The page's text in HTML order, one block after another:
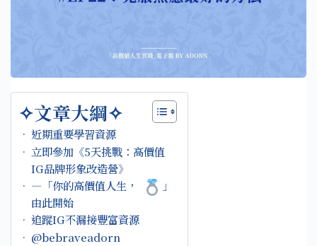
✧文章大綱✧
近期重要學習資源
立即參加《5天挑戰：高價值
IG品牌形象改造營》
—「你的高價值人生，
由此開始
」
追蹤IG不漏接豐富資源
@bebraveadorn